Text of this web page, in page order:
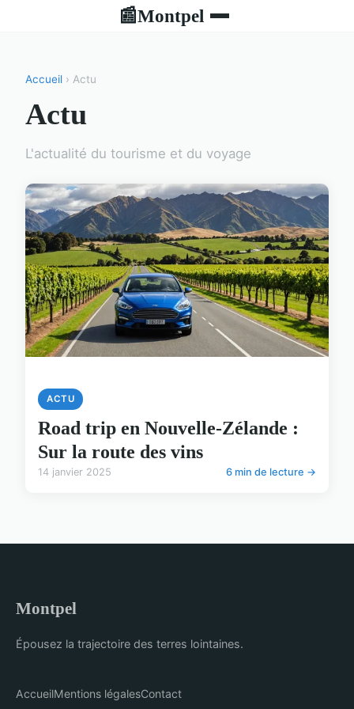
📰Montpel
Accueil › Actu
Actu
L'actualité du tourisme et du voyage
ACTU
Road trip en Nouvelle-Zélande :
Sur la route des vins
14 janvier 2025 6 min de lecture →
Montpel
Épousez la trajectoire des terres lointaines.
AccueilMentions légalesContact